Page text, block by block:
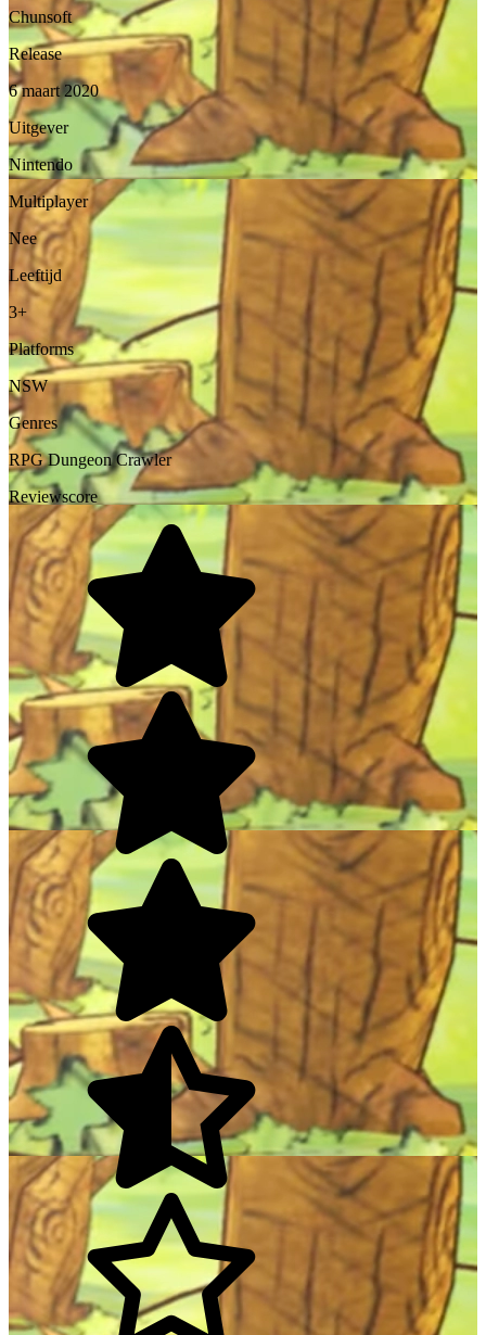
Chunsoft
Release
6 maart 2020
Uitgever
Nintendo
Multiplayer
Nee
Leeftijd
3+
Platforms
NSW
Genres
RPG Dungeon Crawler
Reviewscore